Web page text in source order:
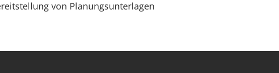
von Planungsunterlagen